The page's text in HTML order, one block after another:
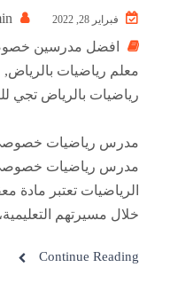
فبراير 28, 2022
افضل مدرسين
معلم رياضيات بالرياض,
رياضيات بالرياض تجي
الرياضيات تعتبر مادة
خلال مسيرتهم
Continue Reading